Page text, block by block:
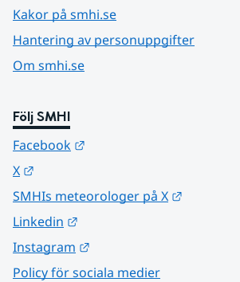
Kakor på smhi.se
Hantering av personuppgifter
Om smhi.se
Följ SMHI
Facebook
X
SMHIs meteorologer på X
Linkedin
Instagram
Policy för sociala medier